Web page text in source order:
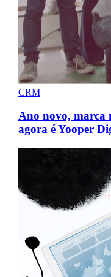
CRM
Ano novo, marca
agora é Yooper